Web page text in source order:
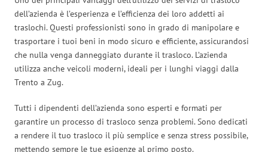
dell’azienda è l’esperienza e l’efficienza dei loro addetti ai
traslochi. Questi professionisti sono in grado di manipolare e
trasportare i tuoi beni in modo sicuro e efficiente, assicurandosi
che nulla venga danneggiato durante il trasloco. L’azienda
utilizza anche veicoli moderni, ideali per i lunghi viaggi dalla
Trento a Zug.
Tutti i dipendenti dell’azienda sono esperti e formati per
garantire un processo di trasloco senza problemi. Sono dedicati
a rendere il tuo trasloco il più semplice e senza stress possibile,
mettendo sempre le tue esigenze al primo posto.